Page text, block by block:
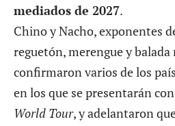
mediados de 2027.
Chino y Nacho, exponentes
reguetón, merengue y
confirmaron varios de los
en los que se presentarán
World Tour, y adelantaron